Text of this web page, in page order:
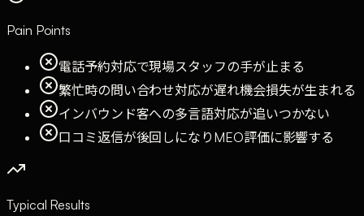
Pain Points
電話予約対応で現場スタッフの手が止まる
繁忙時の問い合わせ対応が遅れ機会損失が生まれる
インバウンド客への多言語対応が追いつかない
口コミ返信が後回しになりMEO評価に影響する
Typical Results